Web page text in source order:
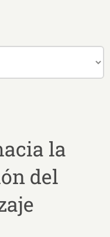
la
del